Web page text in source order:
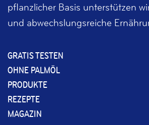
pflanzlicher Basis unterstützen
und abwechslungsreiche
GRATIS TESTEN
OHNE PALMÖL
PRODUKTE
REZEPTE
MAGAZIN